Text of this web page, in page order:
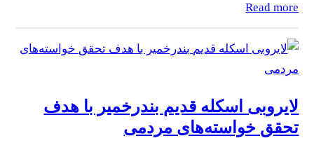
Read more
لایروبی اسکله قدیم بندرخمیر با هدف
تحقق خواسته‌های مردمی